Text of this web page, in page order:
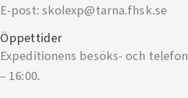
E-post: skolexp@tarna.fhsk.se
Öppettider
Expeditionens besöks- och
– 16:00.